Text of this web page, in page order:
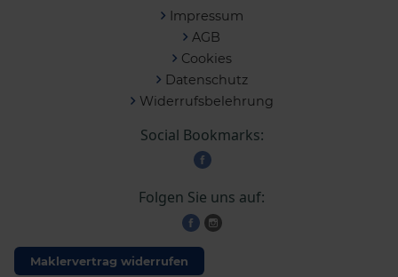
Impressum
AGB
Cookies
Datenschutz
Widerrufsbelehrung
Social Bookmarks:
Folgen Sie uns auf:
Maklervertrag widerrufen